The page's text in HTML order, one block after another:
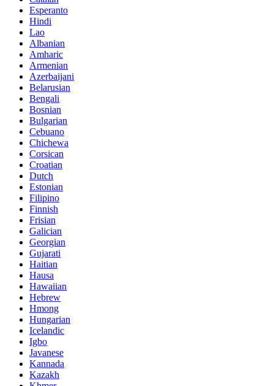
Esperanto
Hindi
Lao
Albanian
Amharic
Armenian
Azerbaijani
Belarusian
Bengali
Bosnian
Bulgarian
Cebuano
Chichewa
Corsican
Croatian
Dutch
Estonian
Filipino
Finnish
Frisian
Galician
Georgian
Gujarati
Haitian
Hausa
Hawaiian
Hebrew
Hmong
Hungarian
Icelandic
Igbo
Javanese
Kannada
Kazakh